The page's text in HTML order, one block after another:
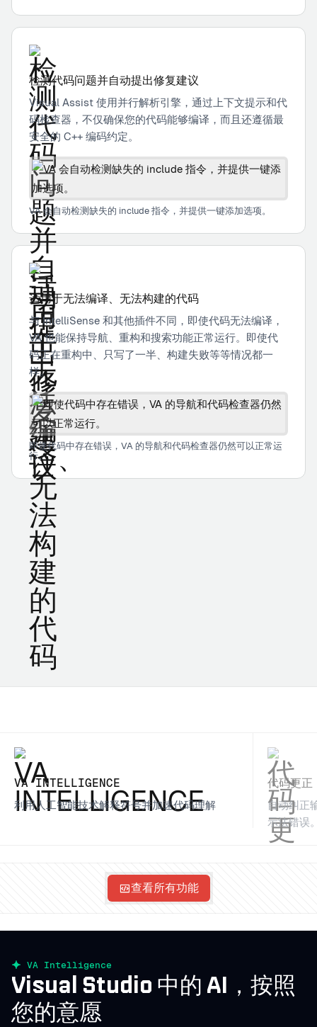
检测代码问题并自动提出修复建议
Visual Assist 使用并行解析引擎，通过上下文提示和代
码检查器，不仅确保您的代码能够编译，而且还遵循最
安全的 C++ 编码约定。
VA 会自动检测缺失的 include 指令，并提供一键添加选项。
适用于无法编译、无法构建的代码
与 IntelliSense 和其他插件不同，即使代码无法编译，
VA 也能保持导航、重构和搜索功能正常运行。即使代
码正在重构中、只写了一半、构建失败等等情况都一
样。
即使代码中存在错误，VA 的导航和代码检查器仍然可以正常运
行。
VA INTELLIGENCE
利用人工智能技术解释符号并加速代码理解
代码更正
自动纠正
示法错误
查看所有功能
VA Intelligence
Visual Studio 中的 AI，按照
您的意愿